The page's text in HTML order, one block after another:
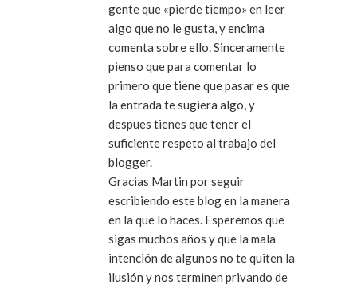
gente que «pierde tiempo» en leer
algo que no le gusta, y encima
comenta sobre ello. Sinceramente
pienso que para comentar lo
primero que tiene que pasar es que
la entrada te sugiera algo, y
despues tienes que tener el
suficiente respeto al trabajo del
blogger.
Gracias Martin por seguir
escribiendo este blog en la manera
en la que lo haces. Esperemos que
sigas muchos años y que la mala
intención de algunos no te quiten la
ilusión y nos terminen privando de